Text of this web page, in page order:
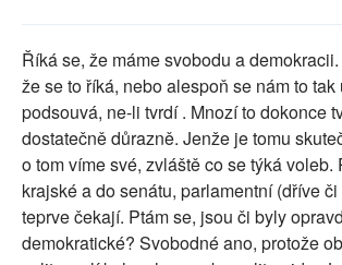
PŘÍSPĚVKY NA PROVOZ
SOCIÁLNÍ SÍTĚ
RUBRIKY
PLNÁ VERZE STRÁNEK
Říká se, že máme svobodu a
že se to říká, nebo alespoň se nám to tak
podsouvá, ne-li tvrdí . Mnozí to dokonce
dostatečně důrazně. Jenže je tomu
o tom víme své, zvláště co se týká voleb.
krajské a do senátu, parlamentní (dříve
teprve čekají. Ptám se, jsou či byly
demokratické? Svobodné ano, protože